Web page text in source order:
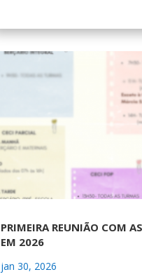
PRIMEIRA REUNIÃO COM
EM 2026
jan 30, 2026